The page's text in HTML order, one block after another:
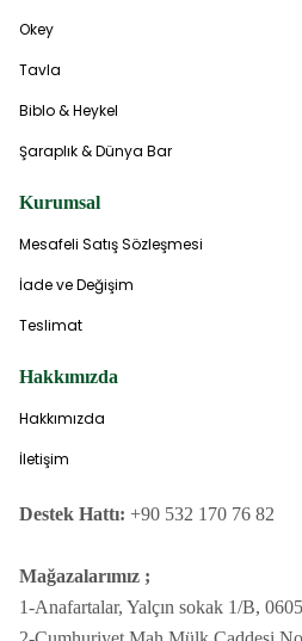
Okey
Tavla
Biblo & Heykel
Şaraplık & Dünya Bar
Kurumsal
Mesafeli Satış Sözleşmesi
İade ve Değişim
Teslimat
Hakkımızda
Hakkımızda
İletişim
Destek Hattı: +90 532 170 76 82
Mağazalarımız ;
1-Anafartalar, Yalçın sokak 1/B,